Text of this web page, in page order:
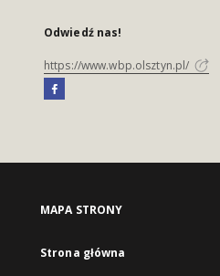
Odwiedź nas!
https://www.wbp.olsztyn.pl/
MAPA STRONY
Strona główna